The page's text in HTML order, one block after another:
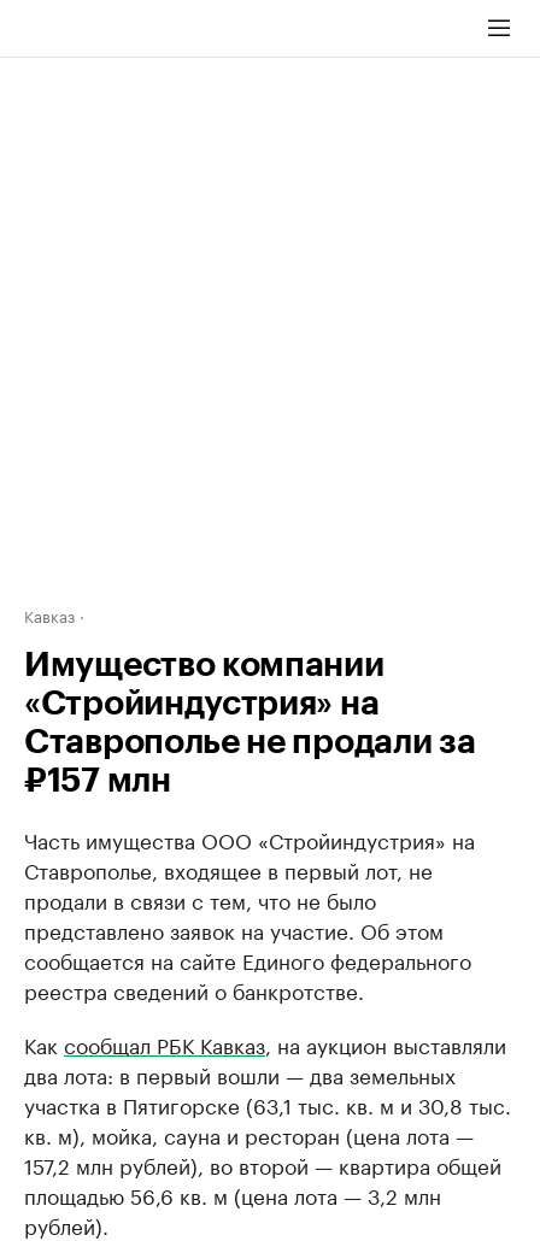
Кавказ
Имущество компании
«Стройиндустрия» на
Ставрополье не продали за
₽157 млн
Часть имущества ООО «Стройиндустрия» на
Ставрополье, входящее в первый лот, не
продали в связи с тем, что не было
представлено заявок на участие. Об этом
сообщается на сайте Единого федерального
реестра сведений о банкротстве.
Как сообщал РБК Кавказ , на аукцион выставляли
два лота: в первый вошли — два земельных
участка в Пятигорске (63,1 тыс. кв. м и 30,8 тыс.
кв. м), мойка, сауна и ресторан (цена лота —
157,2 млн рублей), во второй — квартира общей
площадью 56,6 кв. м (цена лота — 3,2 млн
рублей).